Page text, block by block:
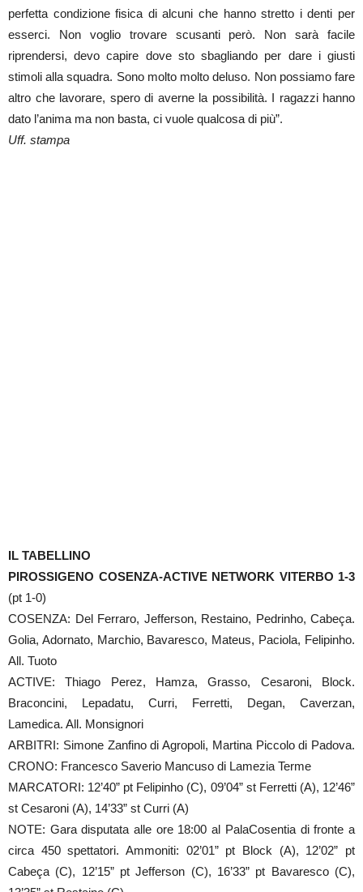
perfetta condizione fisica di alcuni che hanno stretto i denti per
esserci. Non voglio trovare scusanti però. Non sarà facile
riprendersi, devo capire dove sto sbagliando per dare i giusti
stimoli alla squadra. Sono molto molto deluso. Non possiamo fare
altro che lavorare, spero di averne la possibilità. I ragazzi hanno
dato l’anima ma non basta, ci vuole qualcosa di più”.
Uff. stampa
IL TABELLINO
PIROSSIGENO COSENZA-ACTIVE NETWORK VITERBO 1-3
(pt 1-0)
COSENZA: Del Ferraro, Jefferson, Restaino, Pedrinho, Cabeça.
Golia, Adornato, Marchio, Bavaresco, Mateus, Paciola, Felipinho.
All. Tuoto
ACTIVE: Thiago Perez, Hamza, Grasso, Cesaroni, Block.
Braconcini, Lepadatu, Curri, Ferretti, Degan, Caverzan,
Lamedica. All. Monsignori
ARBITRI: Simone Zanfino di Agropoli, Martina Piccolo di Padova.
CRONO: Francesco Saverio Mancuso di Lamezia Terme
MARCATORI: 12’40” pt Felipinho (C), 09’04” st Ferretti (A), 12’46”
st Cesaroni (A), 14’33” st Curri (A)
NOTE: Gara disputata alle ore 18:00 al PalaCosentia di fronte a
circa 450 spettatori. Ammoniti: 02’01” pt Block (A), 12’02” pt
Cabeça (C), 12’15” pt Jefferson (C), 16’33” pt Bavaresco (C),